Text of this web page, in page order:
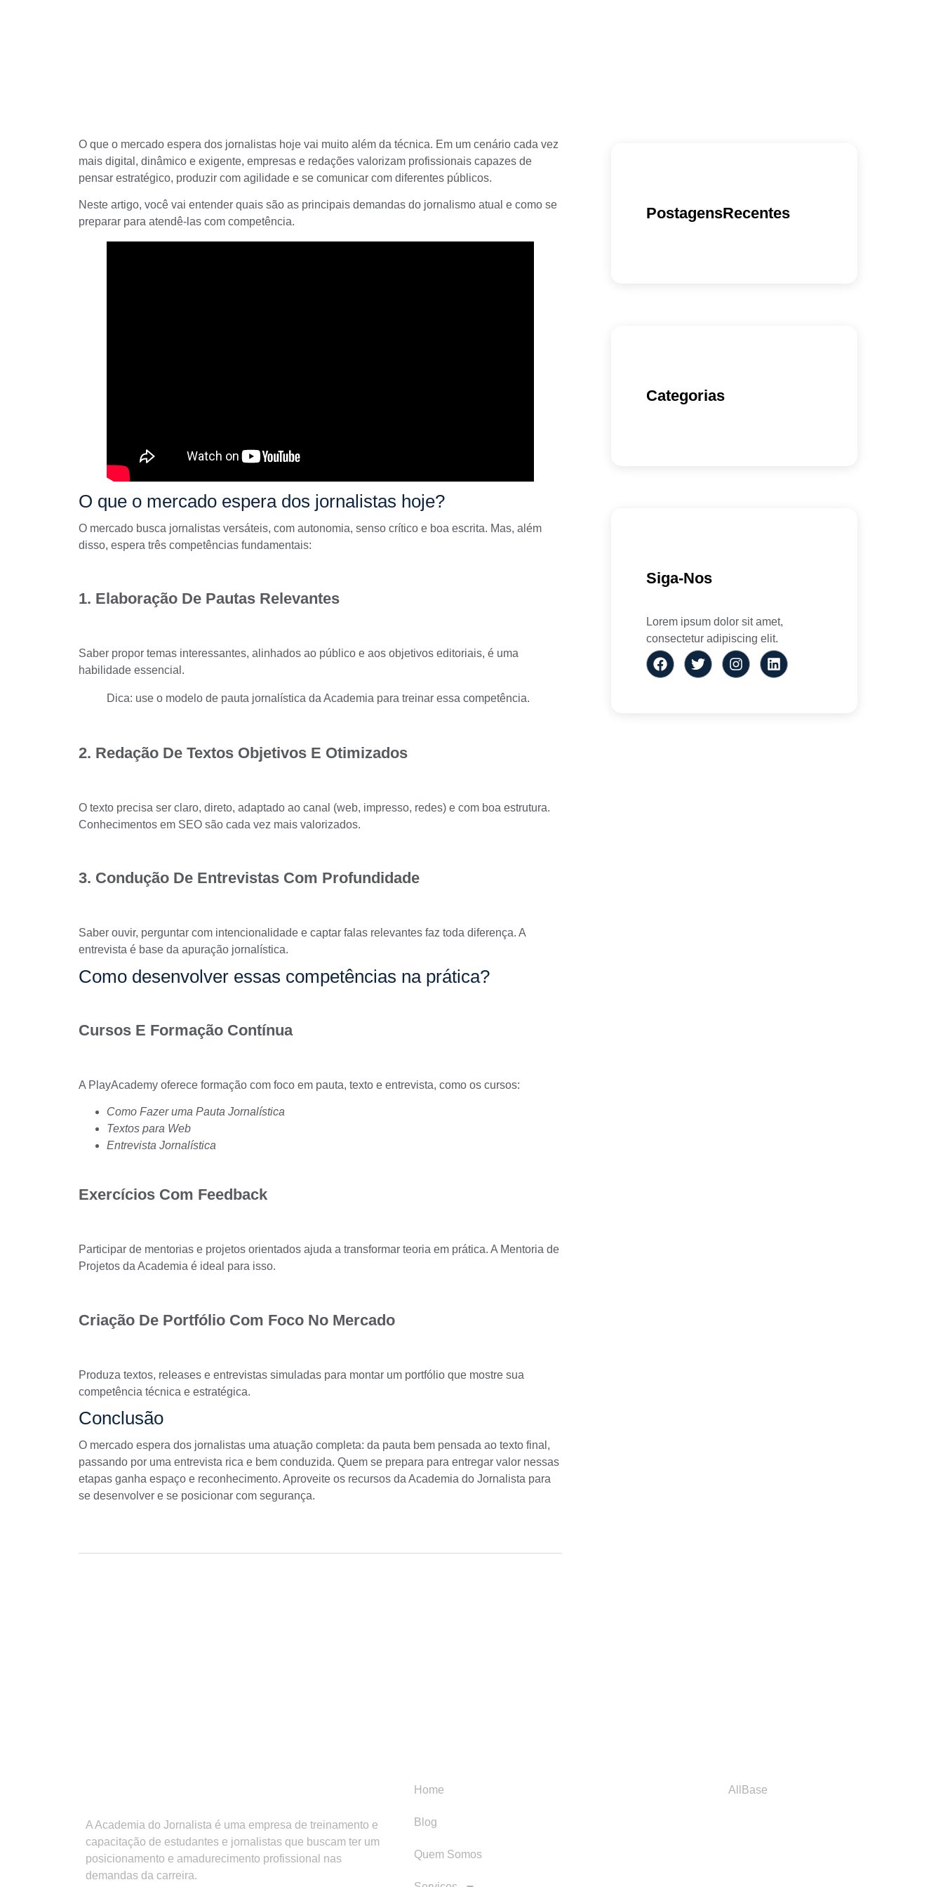
O que o mercado espera dos jornalistas hoje vai muito além da técnica. Em um cenário cada vez
mais digital, dinâmico e exigente, empresas e redações valorizam profissionais capazes de
pensar estratégico, produzir com agilidade e se comunicar com diferentes públicos.
Neste artigo, você vai entender quais são as principais demandas do jornalismo atual e como se
preparar para atendê-las com competência.
O que o mercado espera dos jornalistas hoje?
O mercado busca jornalistas versáteis, com autonomia, senso crítico e boa escrita. Mas, além
disso, espera três competências fundamentais:
1. Elaboração De Pautas Relevantes
Saber propor temas interessantes, alinhados ao público e aos objetivos editoriais, é uma
habilidade essencial.
Dica: use o modelo de pauta jornalística da Academia para treinar essa competência.
2. Redação De Textos Objetivos E Otimizados
O texto precisa ser claro, direto, adaptado ao canal (web, impresso, redes) e com boa estrutura.
Conhecimentos em SEO são cada vez mais valorizados.
3. Condução De Entrevistas Com Profundidade
Saber ouvir, perguntar com intencionalidade e captar falas relevantes faz toda diferença. A
entrevista é base da apuração jornalística.
Como desenvolver essas competências na prática?
Cursos E Formação Contínua
A PlayAcademy oferece formação com foco em pauta, texto e entrevista, como os cursos:
Como Fazer uma Pauta Jornalística
Textos para Web
Entrevista Jornalística
Exercícios Com Feedback
Participar de mentorias e projetos orientados ajuda a transformar teoria em prática. A Mentoria de
Projetos da Academia é ideal para isso.
Criação De Portfólio Com Foco No Mercado
Produza textos, releases e entrevistas simuladas para montar um portfólio que mostre sua
competência técnica e estratégica.
Conclusão
O mercado espera dos jornalistas uma atuação completa: da pauta bem pensada ao texto final,
passando por uma entrevista rica e bem conduzida. Quem se prepara para entregar valor nessas
etapas ganha espaço e reconhecimento. Aproveite os recursos da Academia do Jornalista para
se desenvolver e se posicionar com segurança.
PostagensRecentes
Categorias
Siga-Nos
Lorem ipsum dolor sit amet,
consectetur adipiscing elit.
A Academia do Jornalista é uma empresa de treinamento e
capacitação de estudantes e jornalistas que buscam ter um
posicionamento e amadurecimento profissional nas
demandas da carreira.
Home
Blog
Quem Somos
AllBase